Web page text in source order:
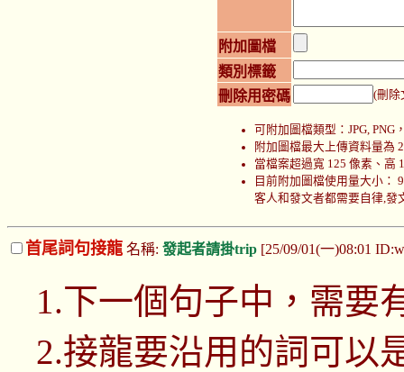
附加圖檔
類別標籤
刪除用密碼
(刪除
可附加圖檔類型：JPG, PNG
附加圖檔最大上傳資料量為
當檔案超過寬 125 像素、高
目前附加圖檔使用量大小：
客人和發文者都需要自律,發
首尾詞句接龍 名稱: 發起者請掛trip [25/09/01(一)08:01
1.下一個句子中，需要
2.接龍要沿用的詞可以